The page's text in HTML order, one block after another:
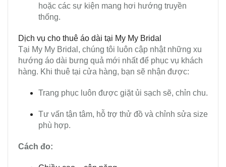
hoặc các sự kiện mang hơi hướng truyền
thống.
Dịch vụ cho thuê áo dài tại My My Bridal
Tại My My Bridal, chúng tôi luôn cập nhật những xu
hướng áo dài bưng quả mới nhất để phục vụ khách
hàng. Khi thuê tại cửa hàng, bạn sẽ nhận được:
Trang phục luôn được giặt ủi sạch sẽ, chỉn chu.
Tư vấn tận tâm, hỗ trợ thử đồ và chỉnh sửa size
phù hợp.
Cách đo: